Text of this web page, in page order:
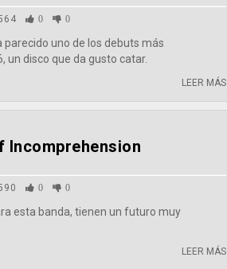
0 0
parecido uno de los debuts más
un disco que da gusto catar.
LEER MÁS
0 0
esta banda, tienen un futuro muy
LEER MÁS